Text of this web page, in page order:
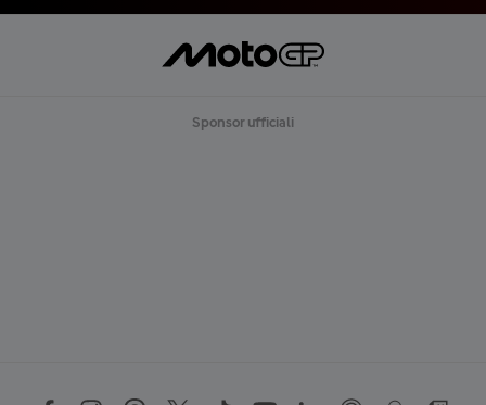
Sponsor ufficiali